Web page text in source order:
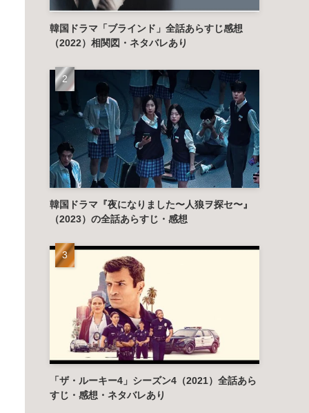
韓国ドラマ「ブラインド」全話あらすじ感想
（2022）相関図・ネタバレあり
韓国ドラマ『夜になりました〜人狼ヲ探セ〜』
（2023）の全話あらすじ・感想
「ザ・ルーキー4」シーズン4（2021）全話あら
すじ・感想・ネタバレあり